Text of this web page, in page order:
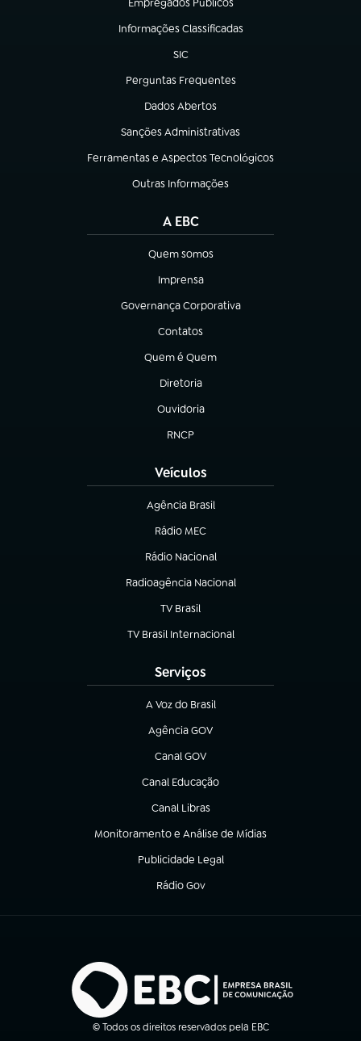
(abre em nova aba)
Informações Classificadas
(abre em nova aba)
SIC
(abre em nova aba)
Perguntas Frequentes
(abre em nova aba)
Dados Abertos
(abre em nova aba)
Sanções Administrativas
(abre em nova aba)
Ferramentas e Aspectos Tecnológicos
(abre em nova aba)
Outras Informações
(abre em nova aba)
A EBC
Quem somos
(abre em nova aba)
Imprensa
(abre em nova aba)
Governança Corporativa
(abre em nova aba)
Contatos
(abre em nova aba)
Quem é Quem
(abre em nova aba)
Diretoria
(abre em nova aba)
Ouvidoria
(abre em nova aba)
RNCP
(abre em nova aba)
Veículos
Agência Brasil
(abre em nova aba)
Rádio MEC
(abre em nova aba)
Rádio Nacional
Radioagência Nacional
(abre em nova aba)
TV Brasil
(abre em nova aba)
TV Brasil Internacional
(abre em nova aba)
Serviços
A Voz do Brasil
(abre em nova aba)
Agência GOV
(abre em nova aba)
Canal GOV
(abre em nova aba)
Canal Educação
(abre em nova aba)
Canal Libras
(abre em nova aba)
Monitoramento e Análise de Mídias
(abre em nova aba)
Publicidade Legal
(abre em nova aba)
Rádio Gov
(abre em nova aba)
© Todos os direitos reservados pela EBC